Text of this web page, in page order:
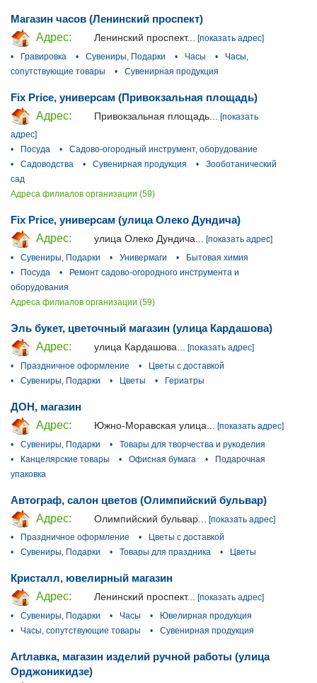
Магазин часов (Ленинский проспект)
Адрес:
Ленинский проспект...
[показать адрес]
•
Гравировка • Сувениры, Подарки • Часы •
Часы,
сопутствующие товары
• Сувенирная продукция
Fix Price, универсам (Привокзальная площадь)
Адрес:
Привокзальная площадь...
[показать
адрес]
•
Посуда •
Садово-огородный инструмент, оборудование
•
Садоводства • Сувенирная продукция •
Зооботанический
сад
Адреса филиалов организации (59)
Fix Price, универсам (улица Олеко Дундича)
Адрес:
улица Олеко Дундича... [показать адрес]
•
Сувениры, Подарки • Универмаги •
Бытовая химия
•
Посуда •
Ремонт садово-огородного инструмента и
оборудования
Адреса филиалов организации (59)
Эль букет, цветочный магазин (улица Кардашова)
Адрес:
улица Кардашова...
[показать адрес]
•
Праздничное оформление •
Цветы с доставкой
•
Сувениры, Подарки • Цветы • Гериатры
ДОН, магазин
Адрес:
Южно-Моравская улица...
[показать адрес]
•
Сувениры, Подарки •
Товары для творчества и рукоделия
•
Канцелярские товары • Офисная бумага •
Подарочная
упаковка
Автограф, салон цветов (Олимпийский бульвар)
Адрес:
Олимпийский бульвар...
[показать адрес]
•
Праздничное оформление •
Цветы с доставкой
•
Сувениры, Подарки • Товары для праздника • Цветы
Кристалл, ювелирный магазин
Адрес:
Ленинский проспект... [показать адрес]
•
Сувениры, Подарки • Часы •
Ювелирная продукция
•
Часы, сопутствующие товары • Сувенирная продукция
Artлавка, магазин изделий ручной работы (улица
Орджоникидзе)